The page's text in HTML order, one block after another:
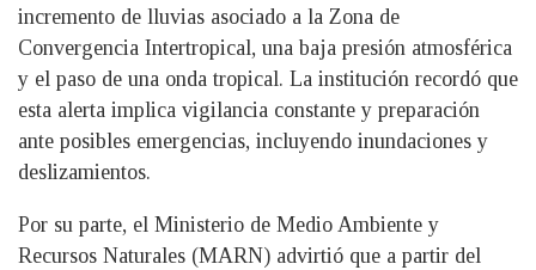
incremento de lluvias asociado a la Zona de
Convergencia Intertropical, una baja presión atmosférica
y el paso de una onda tropical. La institución recordó que
esta alerta implica vigilancia constante y preparación
ante posibles emergencias, incluyendo inundaciones y
deslizamientos.
Por su parte, el Ministerio de Medio Ambiente y
Recursos Naturales (MARN) advirtió que a partir del